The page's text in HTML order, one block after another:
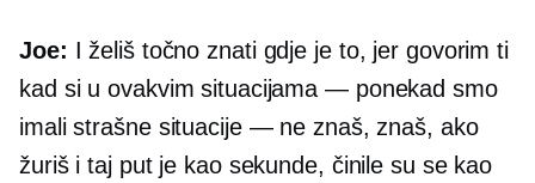
Joe: I želiš točno znati gdje je to, jer govorim ti
kad si u ovakvim situacijama — ponekad smo
imali strašne situacije — ne znaš, znaš, ako
žuriš i taj put je kao sekunde, činile su se kao